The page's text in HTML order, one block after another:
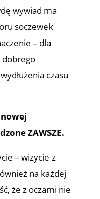
wywiad ma
soczewek
– dla
dobrego
czasu
ZAWSZE.
– wizycie z
na każdej
że z oczami nie